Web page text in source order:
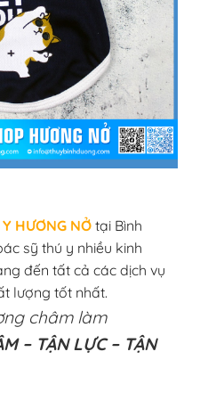
HƯƠNG NỞtại Bình
sỹ thú y nhiều kinh
đến tất cả các dịch vụ
lượng tốt nhất.
châm làm
– TẬN LỰC – TẬN